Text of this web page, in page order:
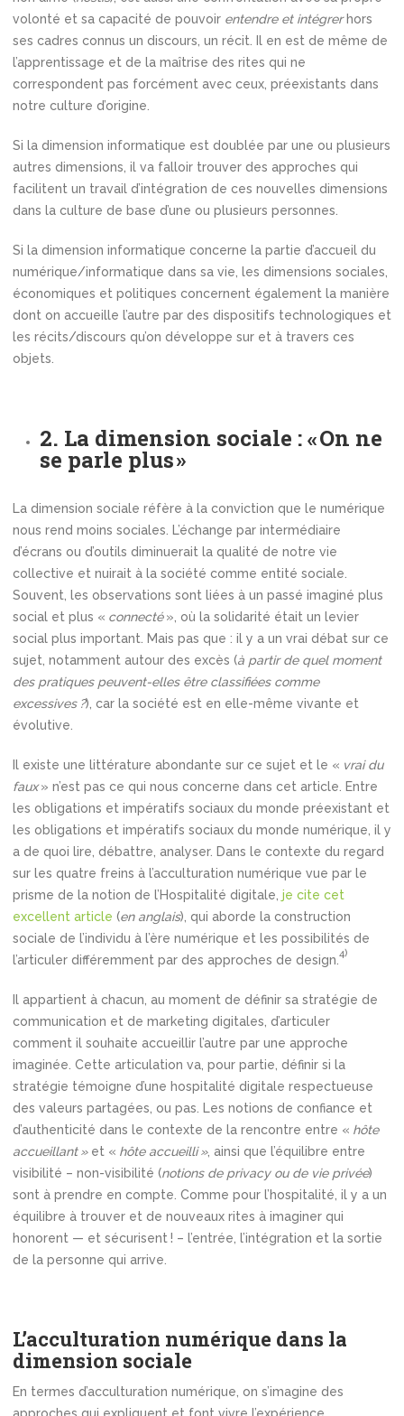
volonté et sa capacité de pouvoir entendre et intégrerhors
ses cadres connus un discours, un récit. Il en est de même de
l’apprentissage et de la maîtrise des rites qui ne
correspondent pas forcément avec ceux, préexistants dans
notre culture d’origine.
Si la dimension informatique est doublée par une ou plusieurs
autres dimensions, il va falloir trouver des approches qui
facilitent un travail d’intégration de ces nouvelles dimensions
dans la culture de base d’une ou plusieurs personnes.
Si la dimension informatique concerne la partie d’accueil du
numérique/informatique dans sa vie, les dimensions sociales,
économiques et politiques concernent également la manière
dont on accueille l’autre par des dispositifs technologiques et
les récits/discours qu’on développe sur et à travers ces
objets.
2. La dimension sociale : « On ne
se parle plus »
La dimension sociale réfère à la conviction que le numérique
nous rend moins sociales. L’échange par intermédiaire
d’écrans ou d’outils diminuerait la qualité de notre vie
collective et nuirait à la société comme entité sociale.
Souvent, les observations sont liées à un passé imaginé plus
social et plus « connecté», où la solidarité était un levier
social plus important. Mais pas que : il y a un vrai débat sur ce
sujet, notamment autour des excès (à partir de quel moment
des pratiques peuvent-elles être classifiées comme
excessives ?), car la société est en elle-même vivante et
évolutive.
Il existe une littérature abondante sur ce sujet et le « vrai du
faux» n’est pas ce qui nous concerne dans cet article. Entre
les obligations et impératifs sociaux du monde préexistant et
les obligations et impératifs sociaux du monde numérique, il y
a de quoi lire, débattre, analyser. Dans le contexte du regard
sur les quatre freins à l’acculturation numérique vue par le
prisme de la notion de l’Hospitalité digitale, je cite cet
excellent article (en anglais), qui aborde la construction
sociale de l’individu à l’ère numérique et les possibilités de
l’articuler différemment par des approches de design.
4)
Il appartient à chacun, au moment de définir sa stratégie de
communication et de marketing digitales, d’articuler
comment il souhaite accueillir l’autre par une approche
imaginée. Cette articulation va, pour partie, définir si la
stratégie témoigne d’une hospitalité digitale respectueuse
des valeurs partagées, ou pas. Les notions de confiance et
d’authenticité dans le contexte de la rencontre entre « hôte
accueillant »et « hôte accueilli », ainsi que l’équilibre entre
visibilité – non-visibilité (notions de privacy ou de vie privée)
sont à prendre en compte. Comme pour l’hospitalité, il y a un
équilibre à trouver et de nouveaux rites à imaginer qui
honorent — et sécurisent ! – l’entrée, l’intégration et la sortie
de la personne qui arrive.
L’acculturation numérique dans la
dimension sociale
En termes d’acculturation numérique, on s’imagine des